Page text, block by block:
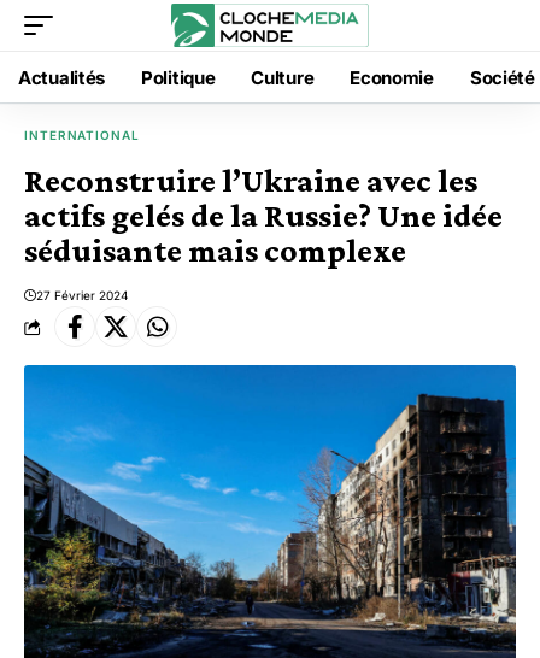
Actualités Politique Culture Economie Société
INTERNATIONAL
Reconstruire l’Ukraine avec les
actifs gelés de la Russie? Une idée
séduisante mais complexe
27 Février 2024